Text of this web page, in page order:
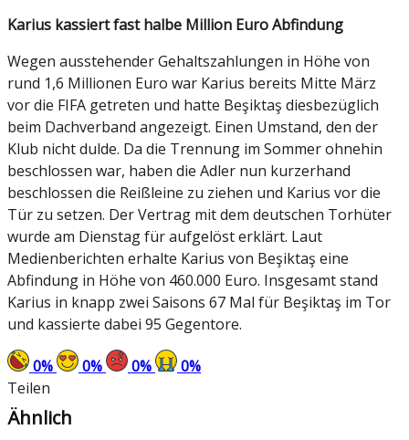
Karius kassiert fast halbe Million Euro Abfindung
Wegen ausstehender Gehaltszahlungen in Höhe von
rund 1,6 Millionen Euro war Karius bereits Mitte März
vor die FIFA getreten und hatte Beşiktaş diesbezüglich
beim Dachverband angezeigt. Einen Umstand, den der
Klub nicht dulde. Da die Trennung im Sommer ohnehin
beschlossen war, haben die Adler nun kurzerhand
beschlossen die Reißleine zu ziehen und Karius vor die
Tür zu setzen. Der Vertrag mit dem deutschen Torhüter
wurde am Dienstag für aufgelöst erklärt. Laut
Medienberichten erhalte Karius von Beşiktaş eine
Abfindung in Höhe von 460.000 Euro. Insgesamt stand
Karius in knapp zwei Saisons 67 Mal für Beşiktaş im Tor
und kassierte dabei 95 Gegentore.
0% 0% 0% 0%
Teilen
Ähnlich